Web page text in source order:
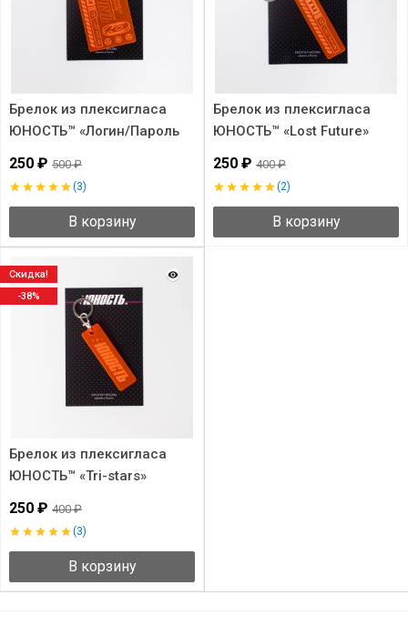
Брелок из плексигласа
ЮНОСТЬ™ «Логин/Пароль
250 ₽ 500 ₽
(3)
В корзину
Брелок из плексигласа
ЮНОСТЬ™ «Lost Future»
250 ₽ 400 ₽
(2)
В корзину
Брелок из плексигласа
ЮНОСТЬ™ «Tri-stars»
250 ₽ 400 ₽
(3)
В корзину
Скидка!
-38%